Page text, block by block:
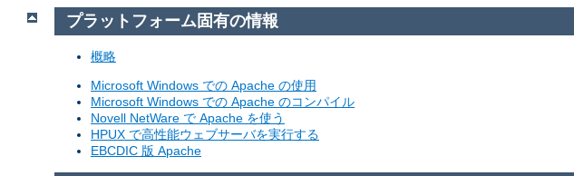
プラットフォーム固有の情報
概略
Microsoft Windows での Apache の使用
Microsoft Windows での Apache のコンパイル
Novell NetWare で Apache を使う
HPUX で高性能ウェブサーバを実行する
EBCDIC 版 Apache